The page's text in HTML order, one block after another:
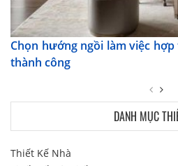
Chọn hướng ngồi làm việc
thành công
DANH MỤC
Thiết Kế Nhà